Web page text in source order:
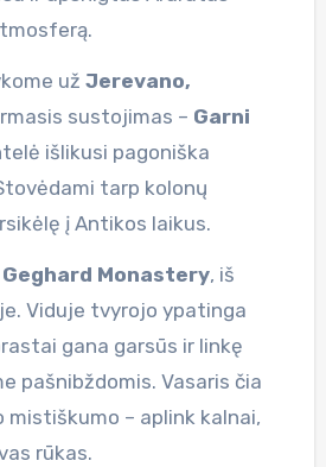
už Jerevano,
sustojimas – Garni
išlikusi pagoniška
tarp kolonų
į Antikos laikus.
Geghard Monastery, iš
Viduje tvyrojo ypatinga
gana garsūs ir linkę
pašnibždomis. Vasaris čia
mistiškumo – aplink kalnai,
rūkas.